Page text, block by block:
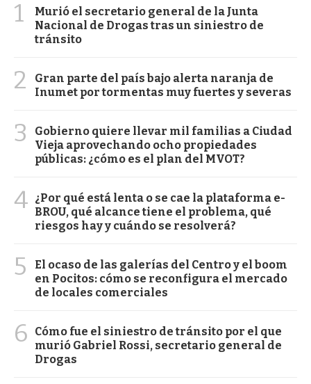
1
Murió el secretario general de la Junta
Nacional de Drogas tras un siniestro de
tránsito
2
Gran parte del país bajo alerta naranja de
Inumet por tormentas muy fuertes y severas
3
Gobierno quiere llevar mil familias a Ciudad
Vieja aprovechando ocho propiedades
públicas: ¿cómo es el plan del MVOT?
4 ¿Por qué está lenta o se cae la plataforma e-
BROU, qué alcance tiene el problema, qué
riesgos hay y cuándo se resolverá?
5
El ocaso de las galerías del Centro y el boom
en Pocitos: cómo se reconfigura el mercado
de locales comerciales
6
Cómo fue el siniestro de tránsito por el que
murió Gabriel Rossi, secretario general de
Drogas